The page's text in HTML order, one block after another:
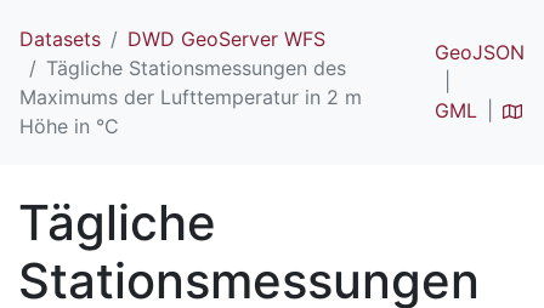
Datasets
DWD GeoServer WFS
Tägliche Stationsmessungen des
Maximums der Lufttemperatur in 2 m
Höhe in °C
GeoJSON
GML
Tägliche
Stationsmessungen